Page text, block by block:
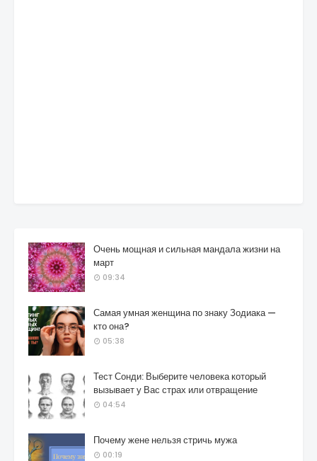
Очень мощная и сильная мандала жизни на
март
09:34
Самая умная женщина по знаку Зодиака —
кто она?
05:38
Тест Сонди: Выберите человека который
вызывает у Вас страх или отвращение
04:54
Почему жене нельзя стричь мужа
00:19